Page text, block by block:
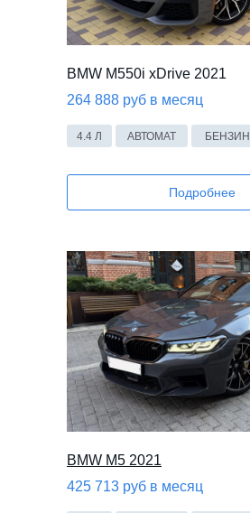
BMW M550i xDrive 2021
BMW M5 2021
264 888 руб в месяц
425 713 руб в месяц
Подробнее
4.4 Л АВТОМАТ БЕНЗИН